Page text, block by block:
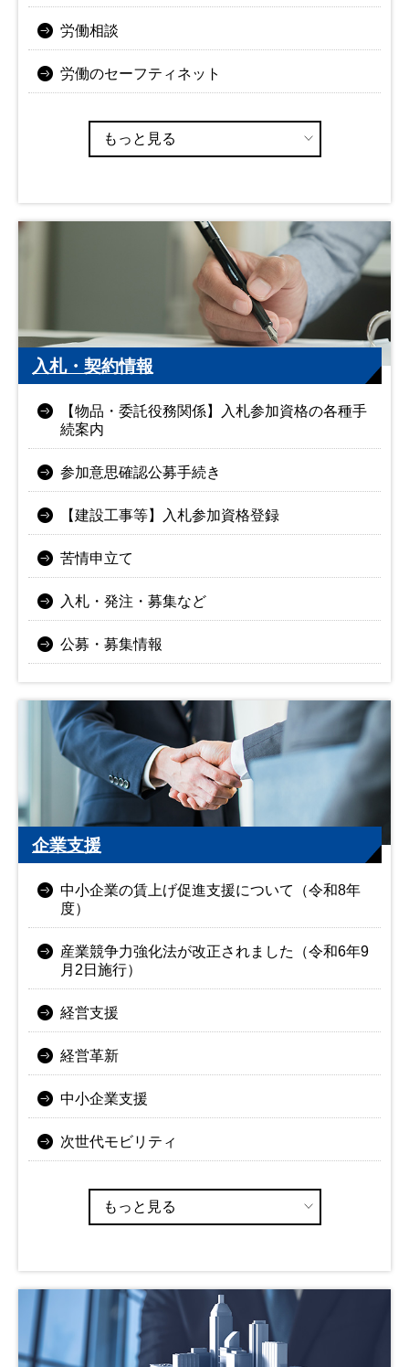
労働相談
労働のセーフティネット
もっと見る
入札・契約情報
【物品・委託役務関係】入札参加資格の各種手
続案内
参加意思確認公募手続き
【建設工事等】入札参加資格登録
苦情申立て
入札・発注・募集など
公募・募集情報
企業支援
中小企業の賃上げ促進支援について（令和8年
度）
産業競争力強化法が改正されました（令和6年9
月2日施行）
経営支援
経営革新
中小企業支援
次世代モビリティ
もっと見る